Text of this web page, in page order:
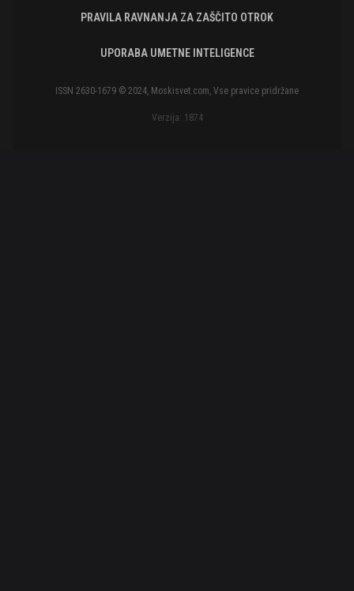
PRAVILA RAVNANJA ZA ZAŠČITO OTROK
UPORABA UMETNE INTELIGENCE
ISSN 2630-1679 © 2024, Moskisvet.com, Vse pravice pridržane
Verzija: 1874